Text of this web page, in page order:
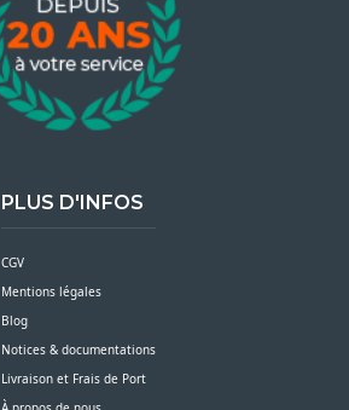
PLUS D'INFOS
CGV
Mentions légales
Blog
Notices & documentations
Livraison et Frais de Port